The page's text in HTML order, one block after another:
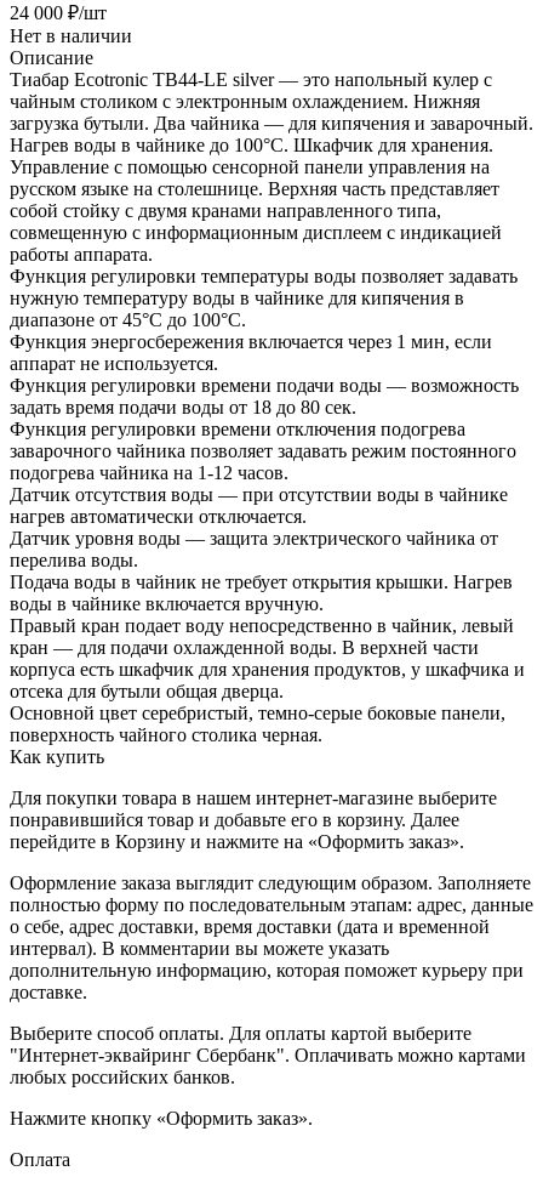
24 000 ₽/шт
Нет в наличии
Описание
Тиабар Ecotronic TB44-LE silver — это напольный кулер с
чайным столиком с электронным охлаждением. Нижняя
загрузка бутыли. Два чайника — для кипячения и заварочный.
Нагрев воды в чайнике до 100°С. Шкафчик для хранения.
Управление с помощью сенсорной панели управления на
русском языке на столешнице. Верхняя часть представляет
собой стойку с двумя кранами направленного типа,
совмещенную с информационным дисплеем с индикацией
работы аппарата.
Функция регулировки температуры воды позволяет задавать
нужную температуру воды в чайнике для кипячения в
диапазоне от 45°С до 100°С.
Функция энергосбережения включается через 1 мин, если
аппарат не используется.
Функция регулировки времени подачи воды — возможность
задать время подачи воды от 18 до 80 сек.
Функция регулировки времени отключения подогрева
заварочного чайника позволяет задавать режим постоянного
подогрева чайника на 1-12 часов.
Датчик отсутствия воды — при отсутствии воды в чайнике
нагрев автоматически отключается.
Датчик уровня воды — защита электрического чайника от
перелива воды.
Подача воды в чайник не требует открытия крышки. Нагрев
воды в чайнике включается вручную.
Правый кран подает воду непосредственно в чайник, левый
кран — для подачи охлажденной воды. В верхней части
корпуса есть шкафчик для хранения продуктов, у шкафчика и
отсека для бутыли общая дверца.
Основной цвет серебристый, темно-серые боковые панели,
поверхность чайного столика черная.
Как купить
Для покупки товара в нашем интернет-магазине выберите
понравившийся товар и добавьте его в корзину. Далее
перейдите в Корзину и нажмите на «Оформить заказ».
Оформление заказа выглядит следующим образом. Заполняете
полностью форму по последовательным этапам: адрес, данные
о себе, адрес доставки, время доставки (дата и временной
интервал). В комментарии вы можете указать
дополнительную информацию, которая поможет курьеру при
доставке.
Выберите способ оплаты. Для оплаты картой выберите
"Интернет-эквайринг Сбербанк". Оплачивать можно картами
любых российских банков.
Нажмите кнопку «Оформить заказ».
Оплата